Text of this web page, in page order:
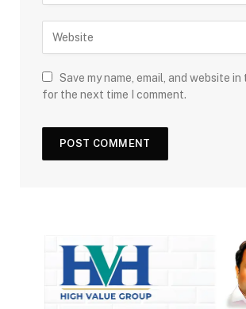
Save my name, email, and website
for the next time I comment.